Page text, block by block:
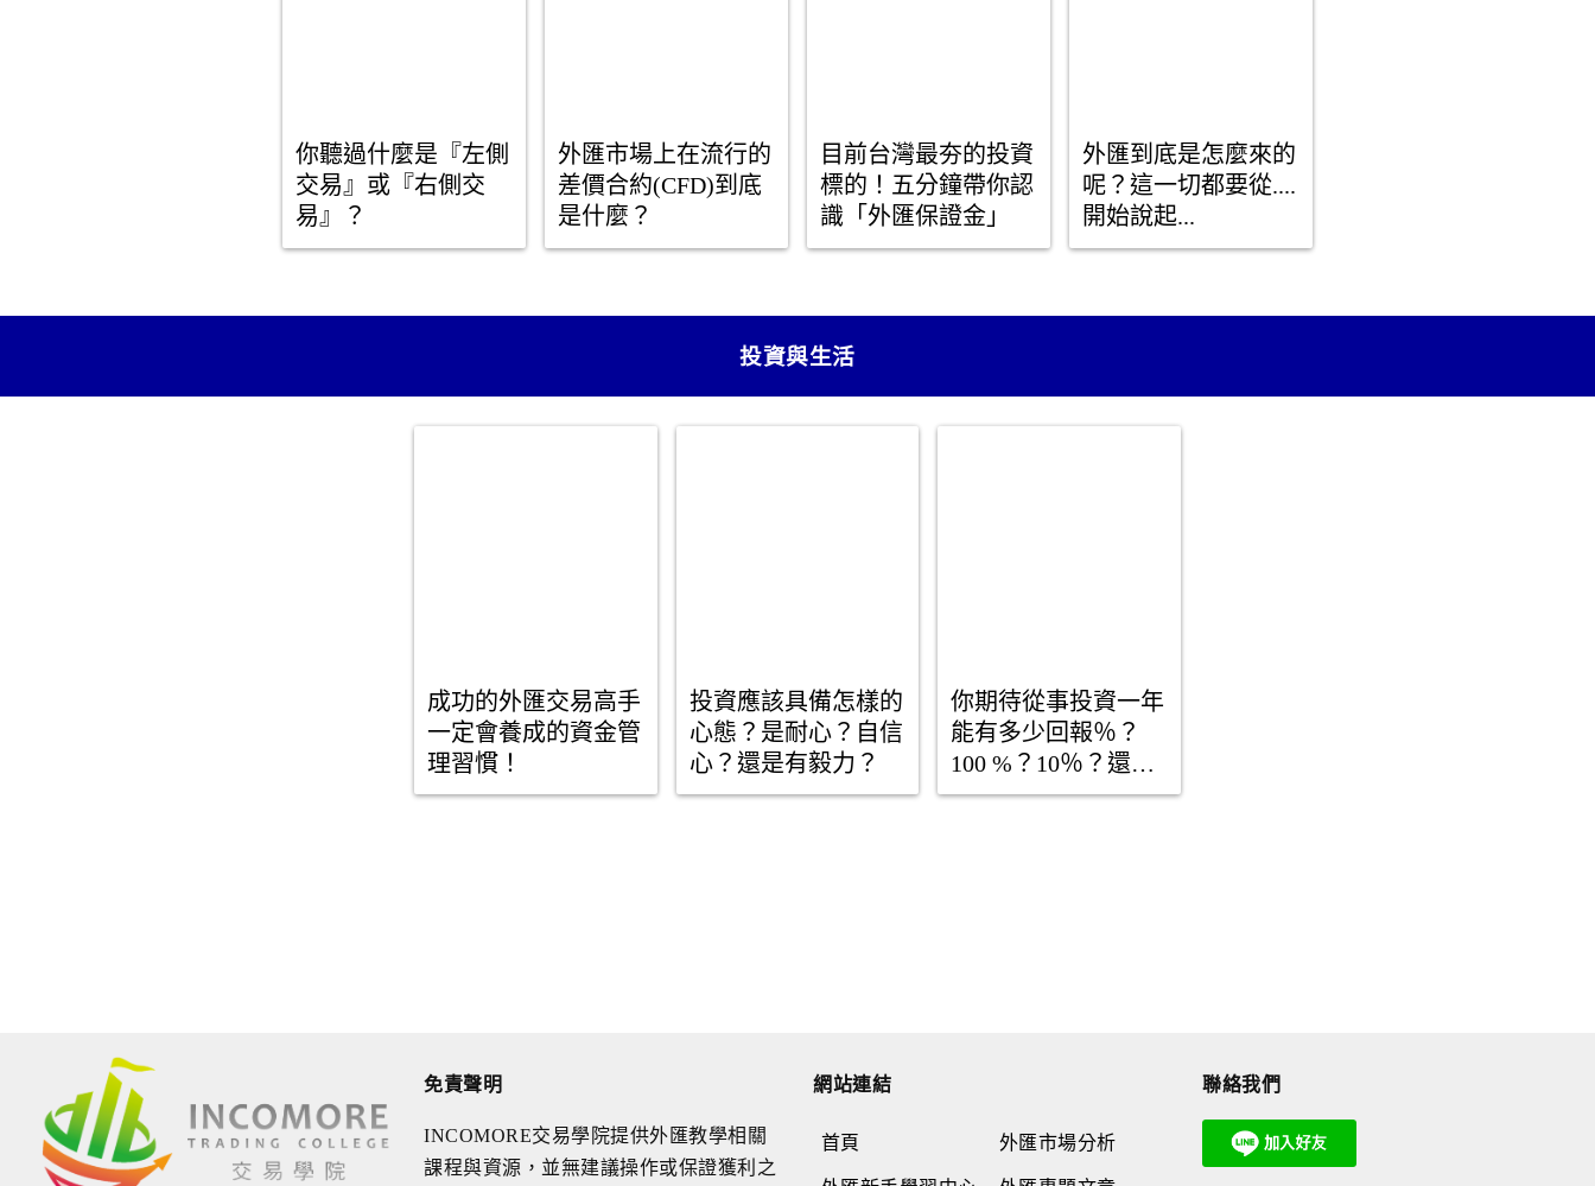
你聽過什麼是『左側
交易』或『右側交
易』？
外匯市場上在流行的
差價合約(CFD)到底
是什麼？
目前台灣最夯的投資
標的！五分鐘帶你認
識「外匯保證金」
外匯到底是怎麼來的
呢？這一切都要從....
開始說起...
投資與生活
成功的外匯交易高手
一定會養成的資金管
理習慣！
投資應該具備怎樣的
心態？是耐心？自信
心？還是有毅力？
你期待從事投資一年
能有多少回報％？
100 %？10％？還是
有賺就好？
免責聲明
INCOMORE交易學院提供外匯教學相關
課程與資源，並無建議操作或保證獲利之
網站連結
首頁 外匯市場分析
聯絡我們